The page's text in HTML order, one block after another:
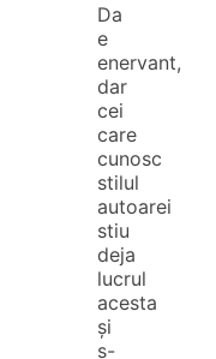
Da
e
enervant,
dar
cei
care
cunosc
stilul
autoarei
stiu
deja
lucrul
acesta
și
s-